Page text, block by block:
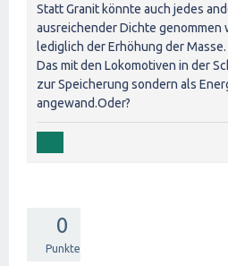
Statt Granit könnte auch jedes
ausreichender Dichte genommen
lediglich der Erhöhung der Masse.
Das mit den Lokomotiven in der
zur Speicherung sondern als
angewand.Oder?
0
Punkte